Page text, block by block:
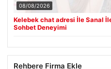
08/08/2026
Kelebek chat adresi İle Sanal
Sohbet Deneyimi
Rehbere Firma Ekle